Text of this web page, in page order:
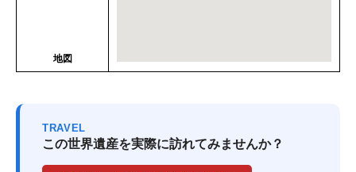
地図
TRAVEL
この世界遺産を実際に訪れてみませんか？